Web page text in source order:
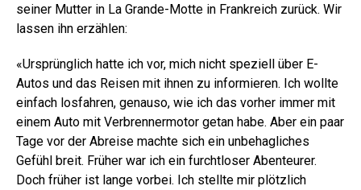
seiner Mutter in La Grande-Motte in Frankreich zurück. Wir
lassen ihn erzählen:
«Ursprünglich hatte ich vor, mich nicht speziell über E-
Autos und das Reisen mit ihnen zu informieren. Ich wollte
einfach losfahren, genauso, wie ich das vorher immer mit
einem Auto mit Verbrennermotor getan habe. Aber ein paar
Tage vor der Abreise machte sich ein unbehagliches
Gefühl breit. Früher war ich ein furchtloser Abenteurer.
Doch früher ist lange vorbei. Ich stellte mir plötzlich